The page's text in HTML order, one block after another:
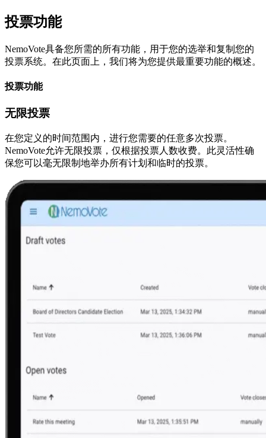
投票功能
NemoVote具备您所需的所有功能，用于您的选举和复制您的
投票系统。在此页面上，我们将为您提供最重要功能的概述。
投票功能
无限投票
在您定义的时间范围内，进行您需要的任意多次投票。
NemoVote允许无限投票，仅根据投票人数收费。此灵活性确
保您可以毫无限制地举办所有计划和临时的投票。